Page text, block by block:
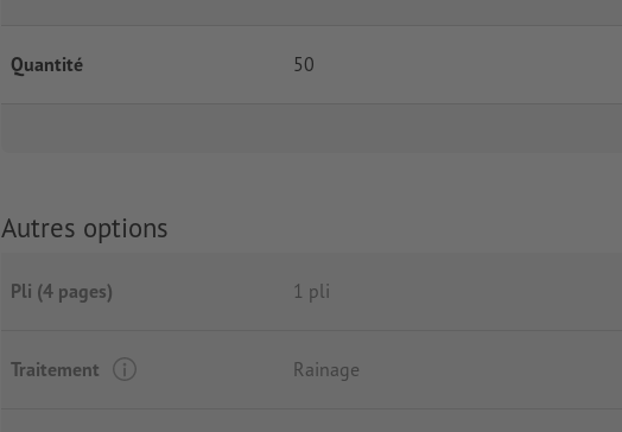
Quantité 50
Autres options
Pli (4 pages) 1 pli
Traitement Rainage